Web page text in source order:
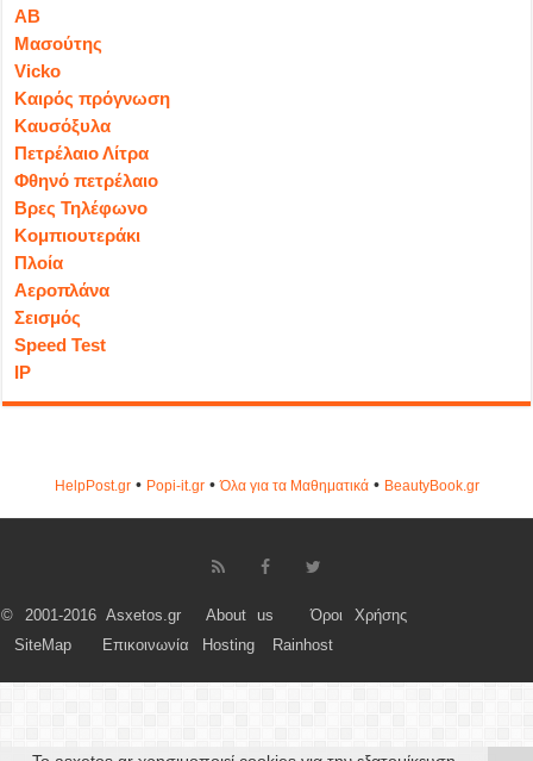
ΑΒ
Μασούτης
Vicko
Καιρός πρόγνωση
Καυσόξυλα
Πετρέλαιο Λίτρα
Φθηνό πετρέλαιο
Βρες Τηλέφωνο
Κομπιουτεράκι
Πλοία
Αεροπλάνα
Σεισμός
Speed Test
IP
HelpPost.gr• Popi-it.gr•Όλα για τα Μαθηματικά• ΒeautyΒook.gr
© 2001-2016 Asxetos.gr About us
Όροι Χρήσης
SiteMap
Επικοινωνία Hosting Rainhost